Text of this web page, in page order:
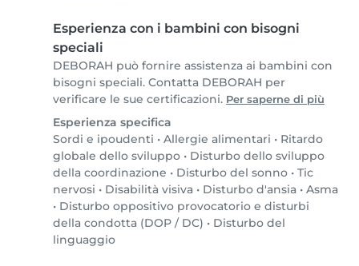
Esperienza con i bambini con bisogni
speciali
DEBORAH può fornire assistenza ai bambini con
bisogni speciali. Contatta DEBORAH per
verificare le sue certificazioni. Per saperne di più
Esperienza specifica
Sordi e ipoudenti • Allergie alimentari • Ritardo
globale dello sviluppo • Disturbo dello sviluppo
della coordinazione • Disturbo del sonno • Tic
nervosi • Disabilità visiva • Disturbo d'ansia • Asma
• Disturbo oppositivo provocatorio e disturbi
della condotta (DOP / DC) • Disturbo del
linguaggio